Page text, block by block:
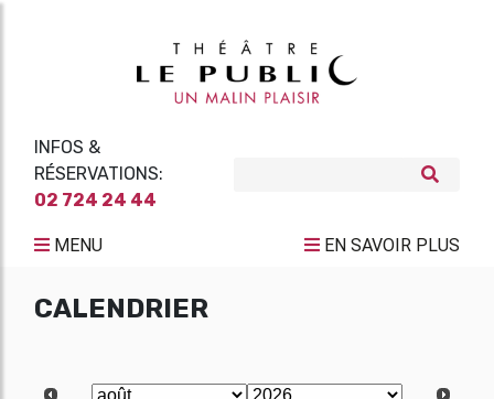
INFOS &
RÉSERVATIONS:
02 724 24 44
MENU EN SAVOIR PLUS
CALENDRIER